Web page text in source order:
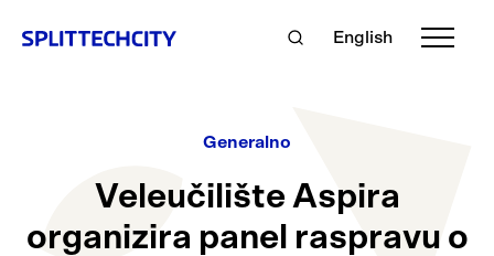
English
Generalno
Veleučilište Aspira
organizira panel raspravu o